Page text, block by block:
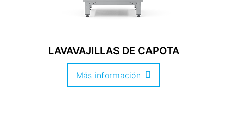
LAVAVAJILLAS DE CAPOTA
Más información